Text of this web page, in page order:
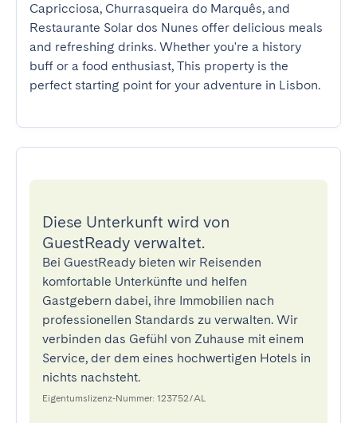
Capricciosa, Churrasqueira do Marquês, and
Restaurante Solar dos Nunes offer delicious meals
and refreshing drinks. Whether you're a history
buff or a food enthusiast, This property is the
perfect starting point for your adventure in Lisbon.
Diese Unterkunft wird von
GuestReady verwaltet.
Bei GuestReady bieten wir Reisenden
komfortable Unterkünfte und helfen
Gastgebern dabei, ihre Immobilien nach
professionellen Standards zu verwalten. Wir
verbinden das Gefühl von Zuhause mit einem
Service, der dem eines hochwertigen Hotels in
nichts nachsteht.
Eigentumslizenz-Nummer: 123752/AL